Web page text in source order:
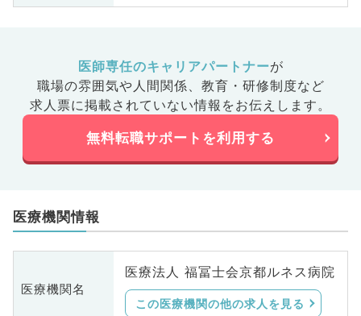
医師専任のキャリアパートナーが
職場の雰囲気や人間関係、 教育・研修制度など
求人票に掲載されていない情報をお伝えします。
無料転職サポートを利用する
医療機関情報
医療機関名
医療法人 福冨士会京都ルネス病院
この医療機関の他の求人を見る